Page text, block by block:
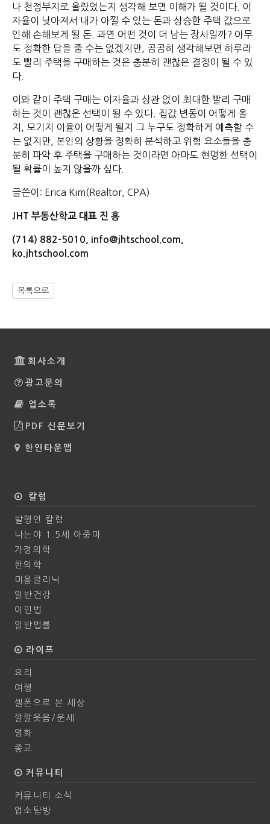
나 천정부지로 올랐었는지 생각해 보면 이해가 될 것이다. 이
자율이 낮아져서 내가 아낄 수 있는 돈과 상승한 주택 값으로
인해 손해보게 될 돈. 과연 어떤 것이 더 남는 장사일까? 아무
도 정확한 답을 줄 수는 없겠지만, 곰곰히 생각해보면 하루라
도 빨리 주택을 구매하는 것은 충분히 괜찮은 결정이 될 수 있
다.
이와 같이 주택 구매는 이자율과 상관 없이 최대한 빨리 구매
하는 것이 괜찮은 선택이 될 수 있다. 집값 변동이 어떻게 올
지, 모기지 이율이 어떻게 될지 그 누구도 정확하게 예측할 수
는 없지만, 본인의 상황을 정확히 분석하고 위험 요소들을 충
분히 파악 후 주택을 구매하는 것이라면 아마도 현명한 선택이
될 확률이 높지 않을까 싶다.
글쓴이: Erica Kim(Realtor, CPA)
JHT 부동산학교 대표 진 흥
(714) 882-5010, info@jhtschool.com,
ko.jhtschool.com
목록으로
회사소개
광고문의
업소록
PDF 신문보기
한인타운맵
칼럼
발행인 칼럼
나는야 1.5세 아줌마
가정의학
한의학
미용클리닉
일반건강
이민법
일반법률
라이프
요리
여행
셀폰으로 본 세상
깔깔웃음/운세
영화
종교
커뮤니티
커뮤니티 소식
업소탐방